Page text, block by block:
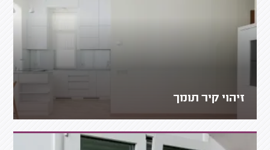
זיהוי קיר תומך